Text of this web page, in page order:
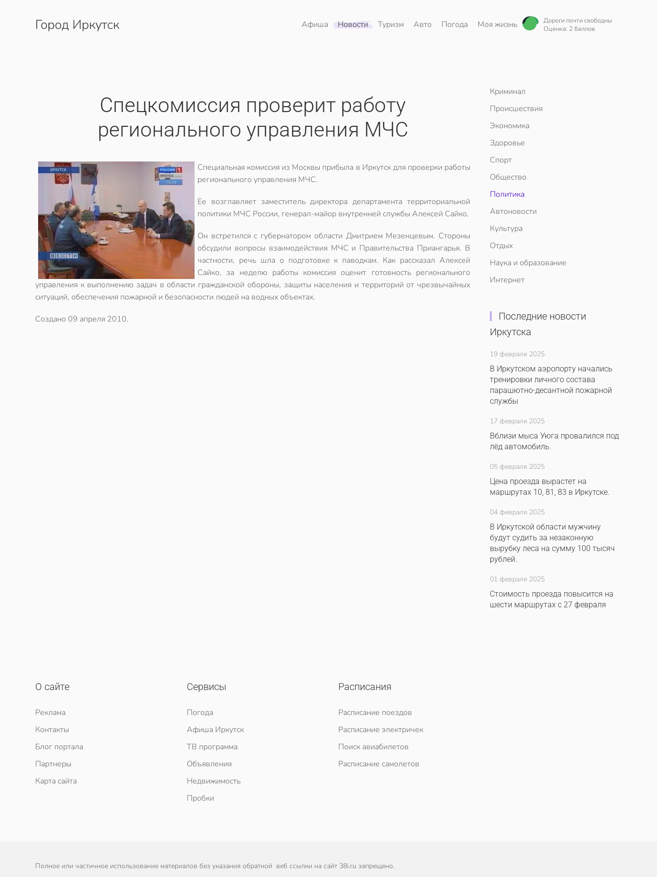
Перейти к содержимому
Город Иркутск Афиша Новости Туризм Авто Погода Моя жизнь
Дороги почти свободны
Оценка: 2 баллов
Спецкомиссия проверит работу
регионального управления МЧС
Специальная комиссия из Москвы прибыла в Иркутск для проверки работы
регионального управления МЧС.
Ее возглавляет заместитель директора департамента территориальной
политики МЧС России, генерал-майор внутренней службы Алексей Сайко.
Он встретился с губернатором области Дмитрием Мезенцевым. Стороны
обсудили вопросы взаимодействия МЧС и Правительства Приангарья. В
частности, речь шла о подготовке к паводкам. Как рассказал Алексей
Сайко, за неделю работы комиссия оценит готовность регионального
управления к выполнению задач в области гражданской обороны, защиты населения и территорий от чрезвычайных
ситуаций, обеспечения пожарной и безопасности людей на водных объектах.
Создано 09 апреля 2010.
Криминал
Происшествия
Экономика
Здоровье
Спорт
Общество
Политика
Автоновости
Культура
Отдых
Наука и образование
Интернет
Последние новости
Иркутска
19 февраля 2025
В Иркутском аэропорту начались
тренировки личного состава
парашютно-десантной пожарной
службы
17 февраля 2025
Вблизи мыса Уюга провалился под
лёд автомобиль.
05 февраля 2025
Цена проезда вырастет на
маршрутах 10, 81, 83 в Иркутске.
04 февраля 2025
В Иркутской области мужчину
будут судить за незаконную
вырубку леса на сумму 100 тысяч
рублей.
01 февраля 2025
Стоимость проезда повысится на
шести маршрутах с 27 февраля
О сайте
Реклама
Контакты
Блог портала
Партнеры
Карта сайта
Сервисы
Погода
Афиша Иркутск
ТВ программа
Объявления
Недвижимость
Пробки
Расписания
Расписание поездов
Расписание электричек
Поиск авиабилетов
Расписание самолетов
Полное или частичное использование материалов без указания обратной веб ссылки на сайт 38i.ru запрещено.